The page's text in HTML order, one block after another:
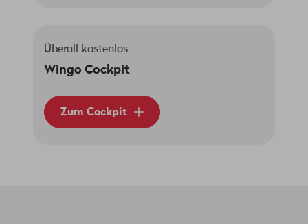
Überall kostenlos
Wingo Cockpit
Zum Cockpit